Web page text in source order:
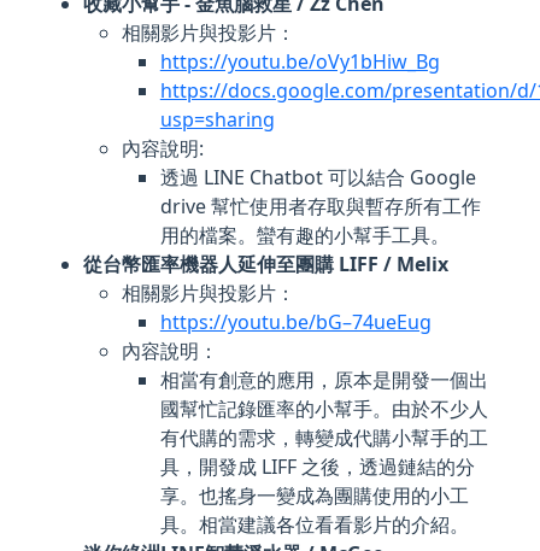
相關影片與投影片：
https://youtu.be/oVy1bHiw_Bg
https://docs.google.com/presentation/d/
usp=sharing
內容說明:
透過 LINE Chatbot 可以結合 Google
drive 幫忙使用者存取與暫存所有工作
用的檔案。蠻有趣的小幫手工具。
從台幣匯率機器人延伸至團購 LIFF / Melix
相關影片與投影片：
https://youtu.be/bG–74ueEug
內容說明：
相當有創意的應用，原本是開發一個出
國幫忙記錄匯率的小幫手。由於不少人
有代購的需求，轉變成代購小幫手的工
具，開發成 LIFF 之後，透過鏈結的分
享。也搖身一變成為團購使用的小工
具。相當建議各位看看影片的介紹。